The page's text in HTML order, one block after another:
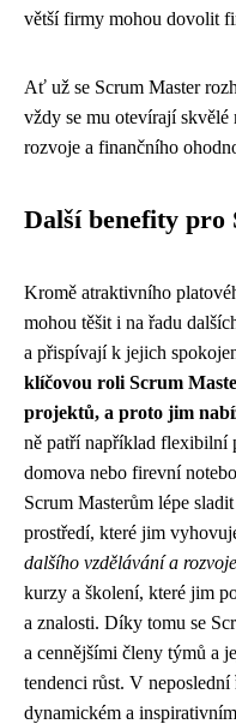
větší firmy mohou dovolit
Ať už se Scrum Master
vždy se mu otevírají skvělé
rozvoje a finančního
Další benefity pro
Kromě atraktivního
mohou těšit i na řadu
a přispívají k jejich
klíčovou roli Scrum
projektů, a proto jim
ně patří například flexibilní
domova nebo firevní
Scrum Masterům lépe
prostředí, které jim
dalšího vzdělávání a
kurzy a školení, které jim
a znalosti. Díky tomu se
a cennějšími členy týmů a
tendenci růst. V
dynamickém a